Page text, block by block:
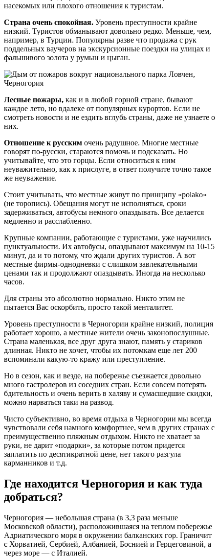
насекомых или плохого отношения к туристам.
Страна очень спокойная. Уровень преступности крайне
низкий. Туристов обманывают довольно редко. Меньше, чем,
например, в Турции. Популярны разве что продажа с рук
поддельных ваучеров на экскурсионные поездки на улицах и
фальшивого золота у румын и цыган.
Лесные пожары, как и в любой горной стране, бывают
каждое лето, но вдалеке от популярных курортов. Если не
смотреть новости и не ездить вглубь страны, даже не узнаете о
них.
Отношение к русским очень радушное. Многие местные
говорят по-русски, стараются помочь и подсказать. Но
учитывайте, что это горцы. Если относиться к ним
неуважительно, как к прислуге, в ответ получите точно такое
же неуважение.
Стоит учитывать, что местные живут по принципу «polako»
(не торопись). Обещания могут не исполняться, сроки
задерживаться, автобусы немного опаздывать. Все делается
медленно и расслабленно.
Крупные компании, работающие с туристами, уже научились
пунктуальности. Их автобусы, опаздывают максимум на 10-15
минут, да и то потому, что ждали других туристов. А вот
местные фирмы-однодневки с слишком завлекательными
ценами так и продолжают опаздывать. Иногда на несколько
часов.
Для страны это абсолютно нормально. Никто этим не
пытается Вас оскорбить, просто такой менталитет.
Уровень преступности в Черногории крайне низкий, полиция
работает хорошо, а местные жители очень законопослушные.
Страна маленькая, все друг друга знают, память у стариков
длинная. Никто не хочет, чтобы их потомкам еще лет 200
вспоминали какую-то кражу или преступление.
Но в сезон, как и везде, на побережье съезжается довольно
много гастролеров из соседних стран. Если совсем потерять
бдительность и очень верить в халяву и сумасшедшие скидки,
можно нарваться таки на развод.
Чисто субъективно, во время отдыха в Черногории мы всегда
чувствовали себя намного комфортнее, чем в других странах с
преимущественно пляжным отдыхом. Никто не хватает за
руки, не дарит «подарки», за которые потом придется
заплатить по десятикратной цене, нет такого разгула
карманников и т.д.
Где находится Черногория и как туда
добраться?
Черногория — небольшая страна (в 3,3 раза меньше
Московской области), расположившаяся на теплом побережье
Адриатического моря в окружении балканских гор. Граничит
с Хорватией, Сербией, Албанией, Боснией и Герцеговиной, а
через море — с Италией.